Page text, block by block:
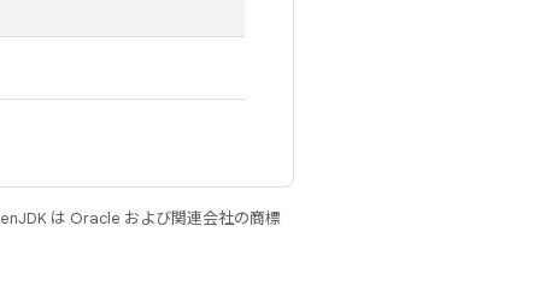
は Oracle および関連会社の商標